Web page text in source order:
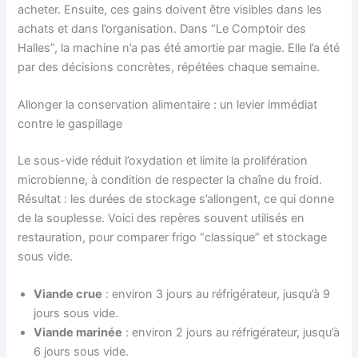
acheter. Ensuite, ces gains doivent être visibles dans les
achats et dans l’organisation. Dans “Le Comptoir des
Halles”, la machine n’a pas été amortie par magie. Elle l’a été
par des décisions concrètes, répétées chaque semaine.
Allonger la conservation alimentaire : un levier immédiat
contre le gaspillage
Le sous-vide réduit l’oxydation et limite la prolifération
microbienne, à condition de respecter la chaîne du froid.
Résultat : les durées de stockage s’allongent, ce qui donne
de la souplesse. Voici des repères souvent utilisés en
restauration, pour comparer frigo “classique” et stockage
sous vide.
Viande crue : environ 3 jours au réfrigérateur, jusqu’à 9
jours sous vide.
Viande marinée : environ 2 jours au réfrigérateur, jusqu’à
6 jours sous vide.